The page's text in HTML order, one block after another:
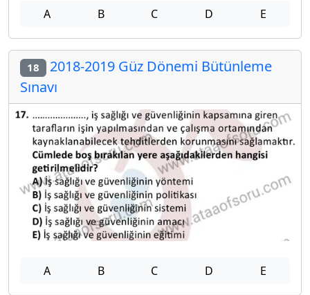
A B C D E
18 2018-2019 Güz Dönemi Bütünleme
Sınavı
A B C D E